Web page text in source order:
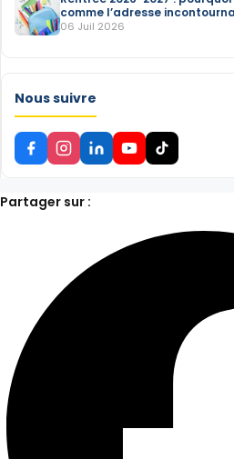
comme l’adresse
scolaires
06 Juil 2026
Nous suivre
Partager sur :